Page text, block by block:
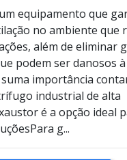
equipamento que
no ambiente que
além de eliminar
podem ser danosos à
importância
industrial de alta
é a opção ideal
g...